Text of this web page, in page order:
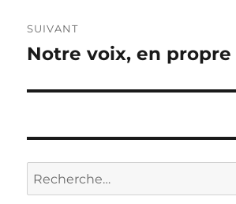
SUIVANT
Publication
Notre voix, en propre
Recherche
pour :